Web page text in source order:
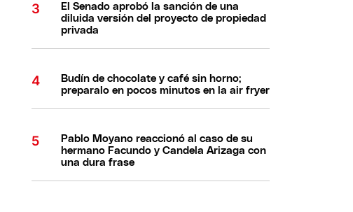
El Senado aprobó la sanción de una
diluida versión del proyecto de propiedad
privada
Budín de chocolate y café sin horno;
preparalo en pocos minutos en la air fryer
Pablo Moyano reaccionó al caso de su
hermano Facundo y Candela Arizaga con
una dura frase